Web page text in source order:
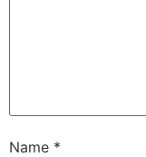
Name *